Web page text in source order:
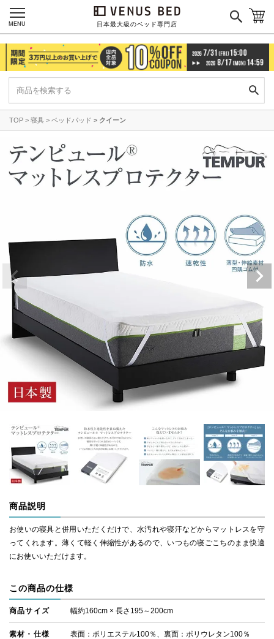
日本最大級のベッド専門店
MENU
TOP 寝具 ベッドパッド クイーン
商品説明
お使いの寝具と併用いただくだけで、水汚れや寝汗などからマットレスを守
ってくれます。薄くて軽く伸縮性があるので、いつもの寝ごこちのまま快適
にお使いいただけます。
この商品の仕様
商品サイズ 幅約160cm × 長さ195～200cm
素材・仕様
表面：ポリエステル100％、裏面：ポリウレタン100％